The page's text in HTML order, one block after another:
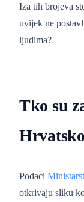
Iza tih brojeva
uvijek ne
ljudima?
Tko su
Podaci
otkrivaju sliku